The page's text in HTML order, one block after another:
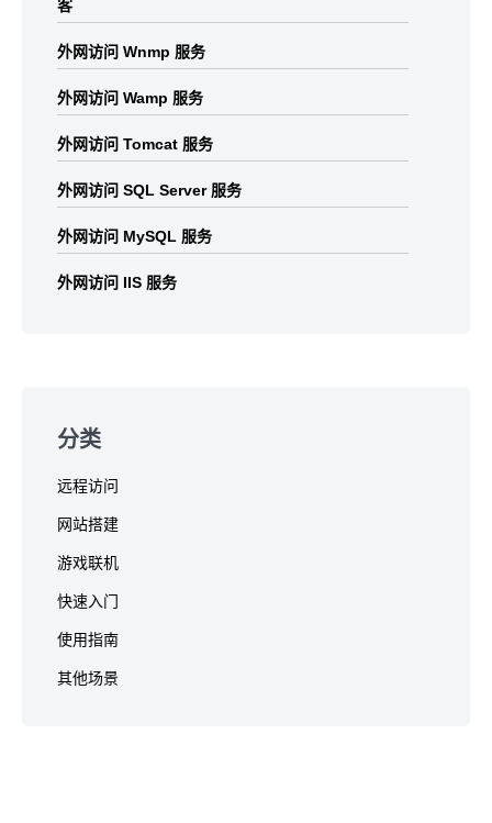
客
外网访问 Wnmp 服务
外网访问 Wamp 服务
外网访问 Tomcat 服务
外网访问 SQL Server 服务
外网访问 MySQL 服务
外网访问 IIS 服务
分类
远程访问
网站搭建
游戏联机
快速入门
使用指南
其他场景